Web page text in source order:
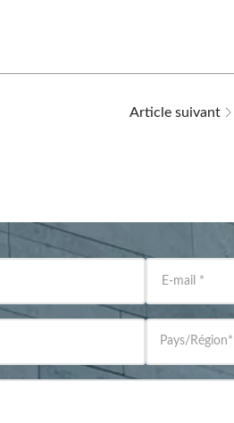
Article suivant
E-mail *
Pays/Région*